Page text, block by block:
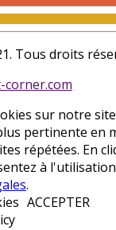
Tous droits
sur notre
pertinente en
répétées. En
à
.
ACCEPTER